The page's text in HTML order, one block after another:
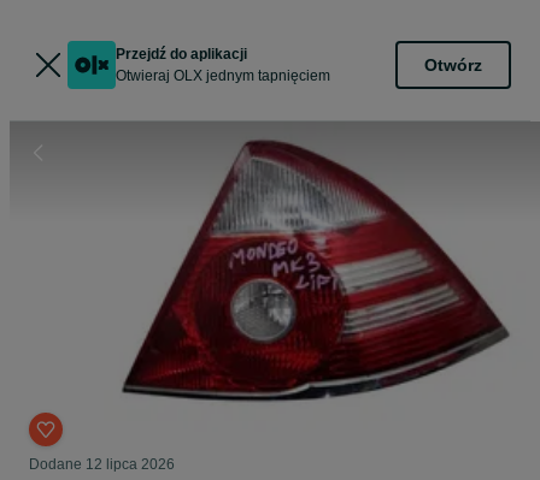
Przejdź do aplikacji
Otwieraj OLX jednym tapnięciem
Otwórz
Dodane 12 lipca 2026